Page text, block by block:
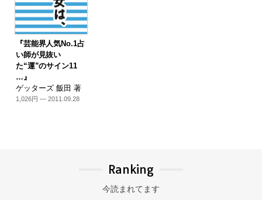
『芸能界人気No.1占
い師が見抜い
た“運”のサイン11
…』
ゲッターズ 飯田 著
1,026円 — 2011.09.28
Ranking
今読まれてます